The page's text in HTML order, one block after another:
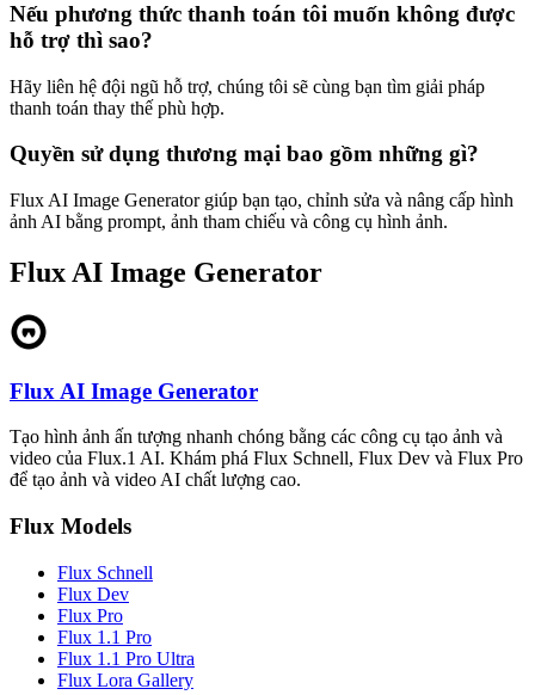
Nếu phương thức thanh toán tôi muốn không được
hỗ trợ thì sao?
Hãy liên hệ đội ngũ hỗ trợ, chúng tôi sẽ cùng bạn tìm giải pháp
thanh toán thay thế phù hợp.
Quyền sử dụng thương mại bao gồm những gì?
Flux AI Image Generator giúp bạn tạo, chỉnh sửa và nâng cấp hình
ảnh AI bằng prompt, ảnh tham chiếu và công cụ hình ảnh.
Flux AI Image Generator
Flux AI Image Generator
Tạo hình ảnh ấn tượng nhanh chóng bằng các công cụ tạo ảnh và
video của Flux.1 AI. Khám phá Flux Schnell, Flux Dev và Flux Pro
để tạo ảnh và video AI chất lượng cao.
Flux Models
Flux Schnell
Flux Dev
Flux Pro
Flux 1.1 Pro
Flux 1.1 Pro Ultra
Flux Lora Gallery